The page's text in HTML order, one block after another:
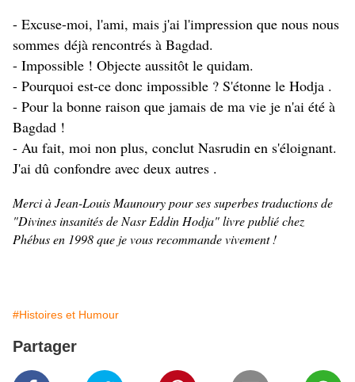
- Excuse-moi, l'ami, mais j'ai l'impression que nous nous
sommes déjà rencontrés à Bagdad.
- Impossible ! Objecte aussitôt le quidam.
- Pourquoi est-ce donc impossible ? S'étonne le Hodja .
- Pour la bonne raison que jamais de ma vie je n'ai été à
Bagdad !
- Au fait, moi non plus, conclut Nasrudin en s'éloignant.
J'ai dû confondre avec deux autres .
Merci à Jean-Louis Maunoury pour ses superbes traductions de
"Divines insanités de Nasr Eddin Hodja" livre publié chez
Phébus en 1998 que je vous recommande vivement !
#Histoires et Humour
Partager